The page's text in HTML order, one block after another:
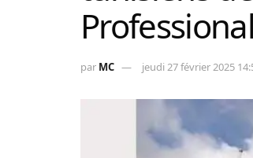
par MC jeudi 27 février 2025